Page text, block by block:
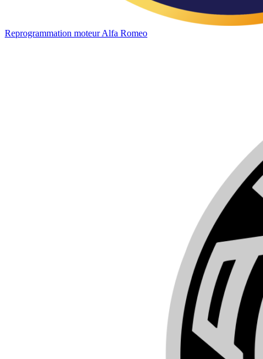
Reprogrammation moteurAlfa Romeo